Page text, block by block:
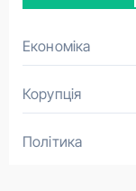
Економіка
Корупція
Політика